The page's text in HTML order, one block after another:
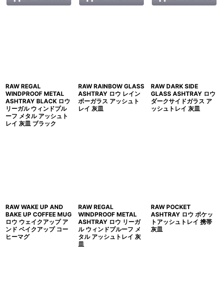
RAW REGAL
WINDPROOF METAL
ASHTRAY BLACK ロウ
リーガル ウィンドプル
ーフ メタル アッシュト
レイ 灰皿 ブラック
RAW RAINBOW GLASS
ASHTRAY ロウ レイン
ボーガラス アッシュト
レイ 灰皿
RAW DARK SIDE
GLASS ASHTRAY ロウ
ダークサイドガラス ア
ッシュトレイ 灰皿
RAW WAKE UP AND
BAKE UP COFFEE MUG
ロウ ウェイクアップ ア
ンド ベイクアップ コー
ヒーマグ
RAW REGAL
WINDPROOF METAL
ASHTRAY ロウ リーガ
ル ウィンドプルーフ メ
タル アッシュトレイ 灰
皿
RAW POCKET
ASHTRAY ロウ ポケッ
トアッシュトレイ 携帯
灰皿